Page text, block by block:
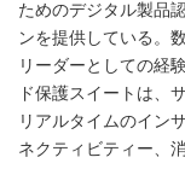
ためのデジタル製品
ンを提供している。
リーダーとしての経
ド保護スイートは、
リアルタイムのイン
ネクティビティー、